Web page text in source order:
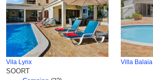
Vila Lynx Villa Balaia
SOORT